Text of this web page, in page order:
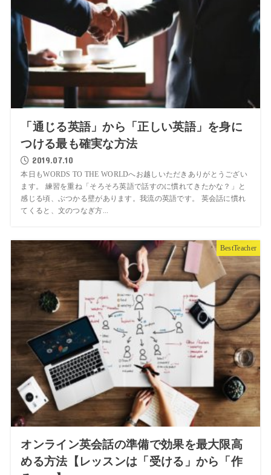
「通じる英語」から「正しい英語」を身に
つける最も確実な方法
2019.07.10
本日もWORDS TO THE WORLDへお越しいただきありがとうござい
ます。 練習を重ね「そろそろ英語で話すのに慣れてきたかな？」と
感じる頃、ぶつかる壁があります。我流の英語です。 英会話に慣れ
てくると、文のつなぎ方...
BestTeacher
オンライン英会話の準備で効果を最大限高
める方法【レッスンは「受ける」から「作